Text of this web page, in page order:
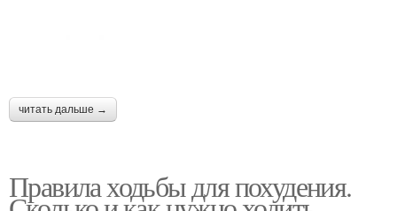
читать дальше →
Правила ходьбы для похудения.